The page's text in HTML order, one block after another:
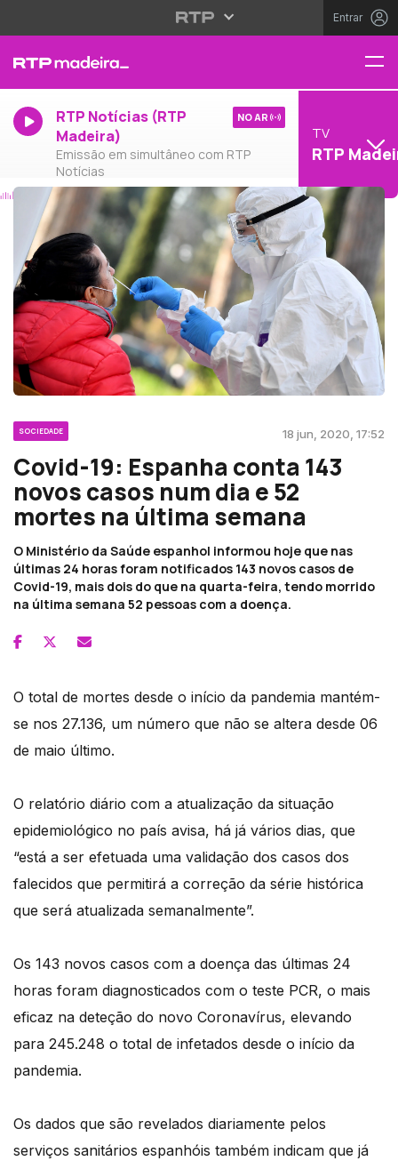
Entrar
RTP Notícias (RTP
Madeira)
Emissão em simultâneo com RTP
Notícias
NO AR
TV
RTP
SOCIEDADE 18 jun, 2020, 17:52
Covid-19: Espanha conta 143
novos casos num dia e 52
mortes na última semana
O Ministério da Saúde espanhol informou hoje que nas
últimas 24 horas foram notificados 143 novos casos de
Covid-19, mais dois do que na quarta-feira, tendo morrido
na última semana 52 pessoas com a doença.
O total de mortes desde o início da pandemia mantém-
se nos 27.136, um número que não se altera desde 06
de maio último.
O relatório diário com a atualização da situação
epidemiológico no país avisa, há já vários dias, que
“está a ser efetuada uma validação dos casos dos
falecidos que permitirá a correção da série histórica
que será atualizada semanalmente”.
Os 143 novos casos com a doença das últimas 24
horas foram diagnosticados com o teste PCR, o mais
eficaz na deteção do novo Coronavírus, elevando
para 245.248 o total de infetados desde o início da
pandemia.
Os dados que são revelados diariamente pelos
serviços sanitários espanhóis também indicam que já